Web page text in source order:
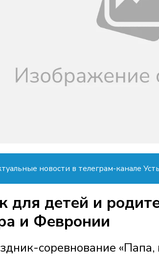
новости в телеграм-канале
для детей и
и Февронии
соревнование